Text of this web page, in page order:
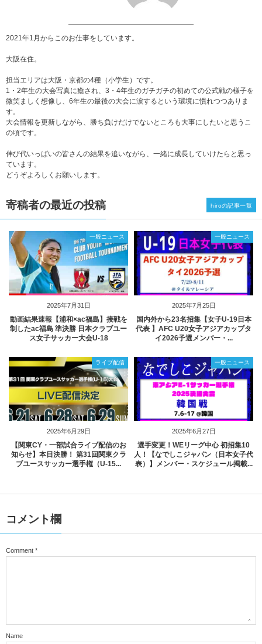
2021年1月からこのお仕事をしています。
大阪在住。
担当エリアは大阪・京都の4種（小学生）です。
1・2年生の大会写真に癒され、3・4年生のガチガチの初めての公式戦の様子を
微笑ましく想像し、6年生の最後の大会に涙するという環境に慣れつつありま
す。
大会情報を更新しながら、勝ち負けだけでないところも大事にしたいと思うこ
の頃です。
伸び代いっぱいの皆さんの結果を追いながら、一緒に成長していけたらと思っ
ています。
どうぞよろしくお願いします。
寄稿者の最近の投稿
2025年7月31日
一般ニュース
動画結果速報【浦和×ac福島】接戦を
制したac福島 準決勝 日本クラブユー
ス女子サッカー大会U-18
2025年7月25日
一般ニュース
国内外から23名招集【女子U-19日本
代表 】AFC U20女子アジアカップタ
イ2026予選メンバー・...
2025年6月29日
ライブ配信
【関東CY・一部試合ライブ配信のお
知らせ】本日決勝！ 第31回関東クラ
ブユースサッカー選手権（U-15...
2025年6月27日
一般ニュース
選手変更！WEリーグ中心 初招集10
人！【なでしこジャパン（日本女子代
表）】メンバー・スケジュール掲載...
hiroの記事一覧
コメント欄
Comment *
Name